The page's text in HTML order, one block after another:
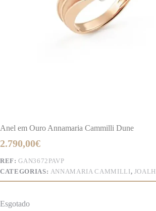
Anel em Ouro Annamaria Cammilli Dune
2.790,00€
REF:GAN3672PAVP
CATEGORIAS: ANNAMARIA CAMMILLI,
Esgotado